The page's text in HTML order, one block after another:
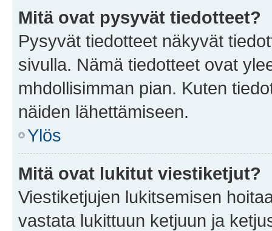
Mitä ovat pysyvät tiedotteet?
Pysyvät tiedotteet näkyvät
sivulla. Nämä tiedotteet ovat
mhdollisimman pian. Kuten
näiden lähettämiseen.
Ylös
Mitä ovat lukitut viestiketjut?
Viestiketjujen lukitsemisen
vastata lukittuun ketjuun ja